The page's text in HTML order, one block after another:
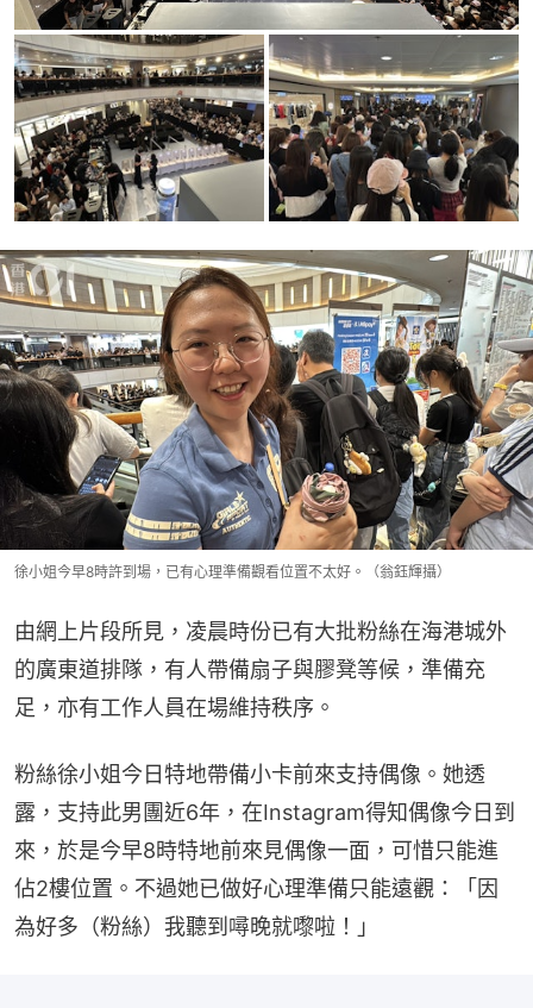
徐小姐今早8時許到場，已有心理準備觀看位置不太好。（翁鈺輝攝）
由網上片段所見，凌晨時份已有大批粉絲在海港城外
的廣東道排隊，有人帶備扇子與膠凳等候，準備充
足，亦有工作人員在場維持秩序。
粉絲徐小姐今日特地帶備小卡前來支持偶像。她透
露，支持此男團近6年，在Instagram得知偶像今日到
來，於是今早8時特地前來見偶像一面，可惜只能進
佔2樓位置。不過她已做好心理準備只能遠觀：「因
為好多（粉絲）我聽到噚晚就嚟啦！」